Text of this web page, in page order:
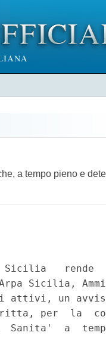
a tempo pieno e